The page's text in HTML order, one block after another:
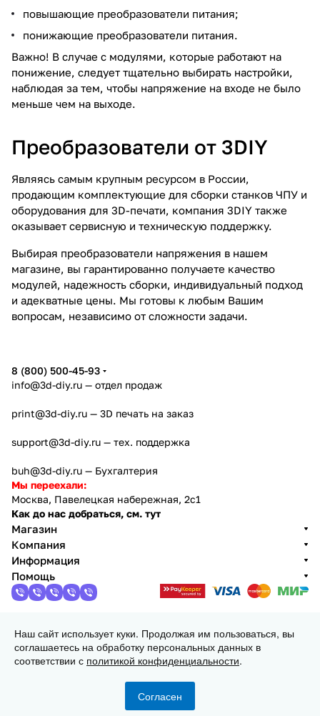
повышающие преобразователи питания;
понижающие преобразователи питания.
Важно! В случае с модулями, которые работают на
понижение, следует тщательно выбирать настройки,
наблюдая за тем, чтобы напряжение на входе не было
меньше чем на выходе.
Преобразователи от 3DIY
Являясь самым крупным ресурсом в России,
продающим комплектующие для сборки станков ЧПУ и
оборудования для 3D-печати, компания 3DIY также
оказывает сервисную и техническую поддержку.
Выбирая преобразователи напряжения в нашем
магазине, вы гарантированно получаете качество
модулей, надежность сборки, индивидуальный подход
и адекватные цены. Мы готовы к любым Вашим
вопросам, независимо от сложности задачи.
8 (800) 500-45-93
info@3d-diy.ru — отдел продаж
print@3d-diy.ru — 3D печать на заказ
support@3d-diy.ru — тех. поддержка
buh@3d-diy.ru — Бухгалтерия
Мы переехали:
Москва, Павелецкая набережная, 2с1
Как до нас добраться, см. тут
Магазин
Компания
Информация
Помощь
2013 - 2026 © 3DiY (Тридиай) - интернет-магазин
комплектующих для 3D принтеров, ЧПУ станков и
робототехники
Наш сайт использует куки. Продолжая им пользоваться, вы
соглашаетесь на обработку персональных данных в
соответствии с политикой конфиденциальности.
Согласен